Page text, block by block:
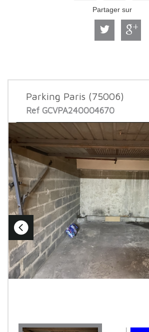
Partager sur
Parking Paris (75006)
Ref GCVPA240004670